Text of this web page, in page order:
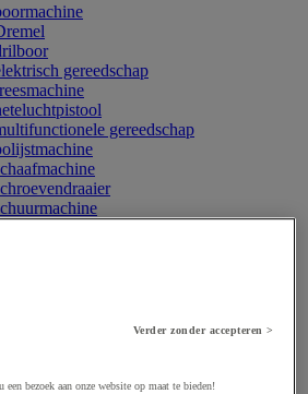
gereedschap
gereedschap
verlichting
Verder zonder accepteren >
bezoek aan onze website op maat te bieden!